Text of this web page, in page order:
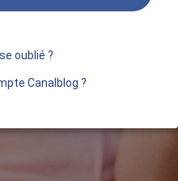
oublié ?
Canalblog ?